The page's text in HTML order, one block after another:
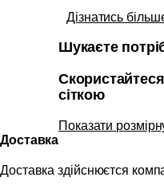
Дізнатись
Шукаєте
сіткою
Показати
Доставка
Доставка здійснюєтся